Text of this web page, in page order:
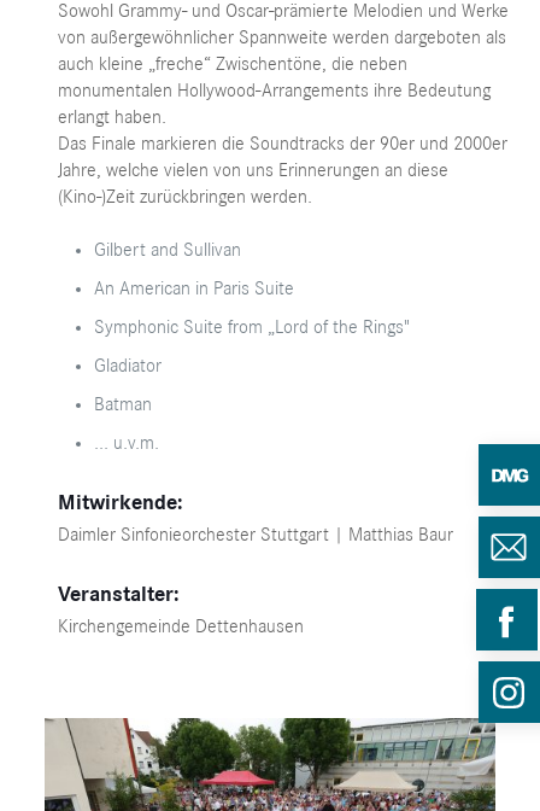
Sowohl Grammy- und Oscar-prämierte Melodien und Werke
von außergewöhnlicher Spannweite werden dargeboten als
auch kleine „freche“ Zwischentöne, die neben
monumentalen Hollywood-Arrangements ihre Bedeutung
erlangt haben.
Das Finale markieren die Soundtracks der 90er und 2000er
Jahre, welche vielen von uns Erinnerungen an diese
(Kino-)Zeit zurückbringen werden.
Gilbert and Sullivan
An American in Paris Suite
Symphonic Suite from „Lord of the Rings"
Gladiator
Batman
... u.v.m.
Mitwirkende:
Daimler Sinfonieorchester Stuttgart | Matthias Baur
Veranstalter:
Kirchengemeinde Dettenhausen